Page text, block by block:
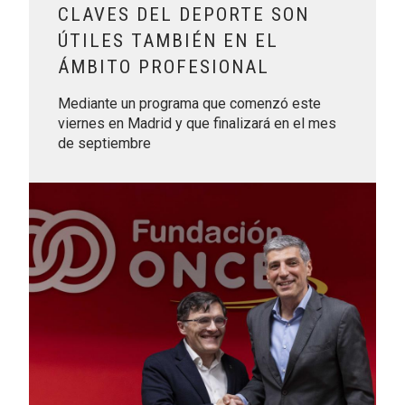
CLAVES DEL DEPORTE SON
ÚTILES TAMBIÉN EN EL
ÁMBITO PROFESIONAL
Mediante un programa que comenzó este
viernes en Madrid y que finalizará en el mes
de septiembre